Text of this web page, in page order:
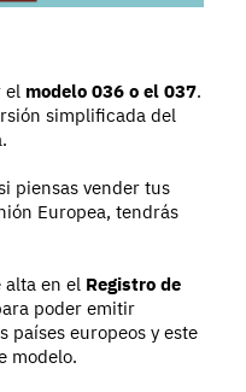
el modelo 036 o el 037.
simplificada del
piensas vender tus
Europea, tendrás
alta en el Registro de
poder emitir
países europeos y este
modelo.